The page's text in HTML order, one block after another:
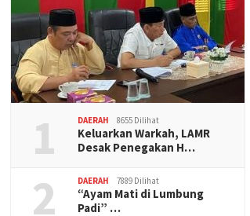
1 DAERAH 8655 Dilihat
Keluarkan Warkah, LAMR
Desak Penegakan H…
2 DAERAH 7889 Dilihat
“Ayam Mati di Lumbung
Padi” …